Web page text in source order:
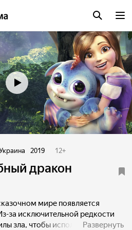
2019 12+
дракон
мире появляется
за исключительной редкости
зла, чтобы использовать его
Развернуть